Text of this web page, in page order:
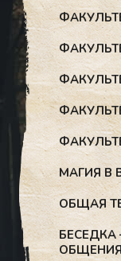
МАГИЯ В
ОБЩАЯ
ОБЩЕНИЯ